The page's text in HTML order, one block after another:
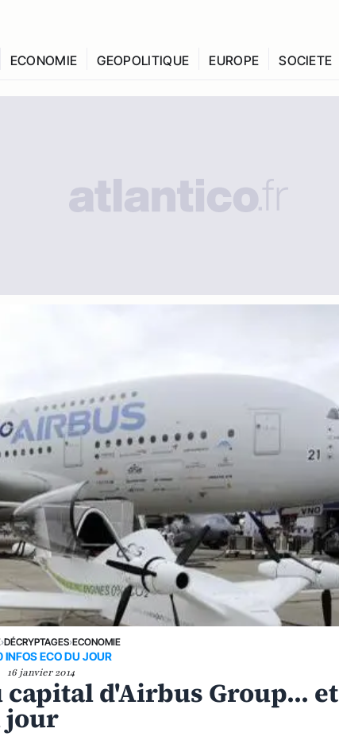
ECONOMIE GEOPOLITIQUE EUROPE SOCIETE
›DÉCRYPTAGES›ECONOMIE
INFOS ECO DU JOUR
16 janvier 2014
capital d'Airbus Group... et
jour